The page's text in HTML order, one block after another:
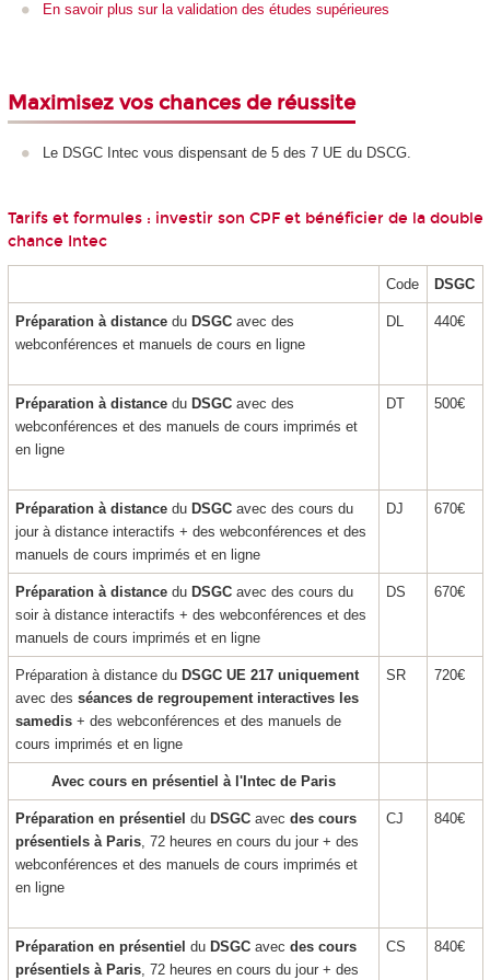
En savoir plus sur la validation des études supérieures
Maximisez vos chances de réussite
Le DSGC Intec vous dispensant de 5 des 7 UE du DSCG.
Tarifs et formules : investir son CPF et bénéficier de la double
chance Intec
Code DSGC
Préparation à distance du DSGC avec des
webconférences et manuels de cours en ligne
DL 440€
Préparation à distance du DSGC avec des
webconférences et des manuels de cours imprimés et
en ligne
DT 500€
Préparation à distance du DSGC avec des cours du
jour à distance interactifs + des webconférences et des
manuels de cours imprimés et en ligne
DJ 670€
Préparation à distance du DSGC avec des cours du
soir à distance interactifs + des webconférences et des
manuels de cours imprimés et en ligne
DS 670€
Préparation à distance du DSGC UE 217 uniquement
avec des séances de regroupement interactives les
samedis + des webconférences et des manuels de
cours imprimés et en ligne
SR 720€
Avec cours en présentiel à l'Intec de Paris
Préparation en présentiel du DSGC avec des cours
présentiels à Paris, 72 heures en cours du jour + des
webconférences et des manuels de cours imprimés et
en ligne
CJ 840€
Préparation en présentiel du DSGC avec des cours
présentiels à Paris, 72 heures en cours du jour + des
CS 840€